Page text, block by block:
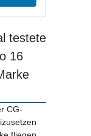
testete
16
CG-